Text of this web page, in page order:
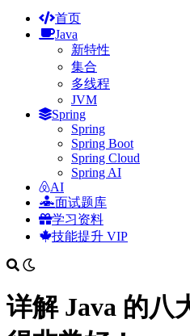
首页
Java
新特性
集合
多线程
JVM
Spring
Spring
Spring Boot
Spring Cloud
Spring AI
AI
面试题库
学习资料
技能提升 VIP
详解 Java 的八